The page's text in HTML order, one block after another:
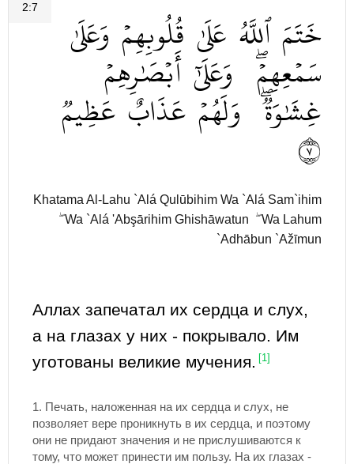
2:7 خَتَمَ ٱللَّهُ عَلَىٰ قُلُوبِهِمۡ وَعَلَىٰ
سَمۡعِهِمۡۖ وَعَلَىٰٓ أَبۡصَٰرِهِمۡ
غِشَٰوَةٞۖ وَلَهُمۡ عَذَابٌ عَظِيمٞ
٧
Khatama Al-Lahu `Alá Qulūbihim Wa `Alá Sam`ihim
ۖ Wa `Alá 'Abşārihim Ghishāwatun ۖ Wa Lahum
`Adhābun `Ažīmun
Аллах запечатал их сердца и слух,
а на глазах у них - покрывало. Им
уготованы великие мучения.
[1]
1. Печать, наложенная на их сердца и слух, не
позволяет вере проникнуть в их сердца, и поэтому
они не придают значения и не прислушиваются к
тому, что может принести им пользу. На их глазах -